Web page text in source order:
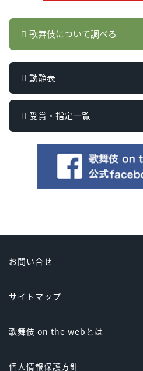
歌舞伎について調べる
動静表
受賞・指定一覧
お問い合せ
サイトマップ
歌舞伎 on the webとは
個人情報保護方針